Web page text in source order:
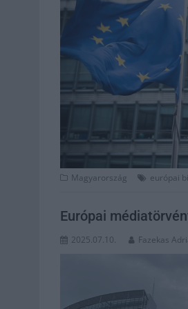
Magyarország európai
Európai
2025.07.10. Fazekas